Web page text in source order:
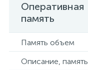
Оперативная
память
Память объем
Описание, память